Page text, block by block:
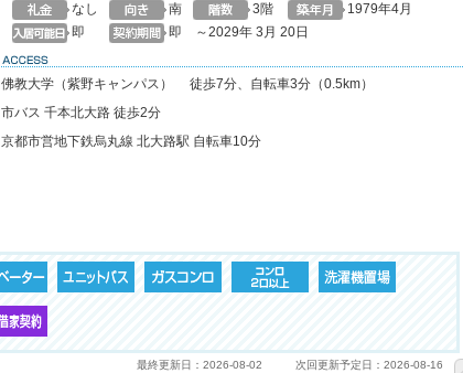
なし
南 3階
1979年4月
即
即 ～2029年 3月 20日
access
佛教大学（紫野キャンパス） 徒歩7分、自転車3分（0.5km）
市バス 千本北大路 徒歩2分
京都市営地下鉄烏丸線 北大路駅 自転車10分
次回更新予定日：2026-08-16
最終更新日：2026-08-02